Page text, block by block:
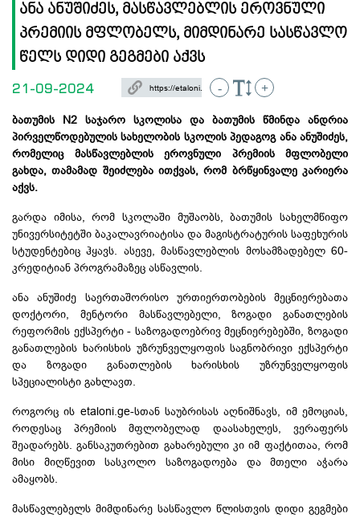
ანა ანუშიძეს, მასწავლებლის ეროვნული
პრემიის მფლობელს, მიმდინარე სასწავლო
წელს დიდი გეგმები აქვს
21-09-2024 - +
ბათუმის N2 საჯარო სკოლისა და ბათუმის წმინდა ანდრია
პირველწოდებულის სახელობის სკოლის პედაგოგ ანა ანუშიძეს,
რომელიც მასწავლებლის ეროვნული პრემიის მფლობელი
გახდა, თამამად შეიძლება ითქვას, რომ ბრწყინვალე კარიერა
აქვს.
გარდა იმისა, რომ სკოლაში მუშაობს, ბათუმის სახელმწიფო
უნივერსიტეტში ბაკალავრიატისა და მაგისტრატურის საფეხურის
სტუდენტებიც ჰყავს. ასევე, მასწავლებლის მოსამზადებელ 60-
კრედიტიან პროგრამაზეც ასწავლის.
ანა ანუშიძე საერთაშორისო ურთიერთობების მეცნიერებათა
დოქტორი, მენტორი მასწავლებელი, ზოგადი განათლების
რეფორმის ექსპერტი - საზოგადოებრივ მეცნიერებებში, ზოგადი
განათლების ხარისხის უზრუნველყოფის საგნობრივი ექსპერტი
და ზოგადი განათლების ხარისხის უზრუნველყოფის
სპეციალისტი გახლავთ.
როგორც ის etaloni.ge-სთან საუბრისას აღნიშნავს, იმ ემოციას,
როდესაც პრემიის მფლობელად დაასახელეს, ვერაფერს
შეადარებს. განსაკუთრებით გახარებული კი იმ ფაქტითაა, რომ
მისი მიღწევით სასკოლო საზოგადოება და მთელი აჭარა
ამაყობს.
მასწავლებელს მიმდინარე სასწავლო წლისთვის დიდი გეგმები